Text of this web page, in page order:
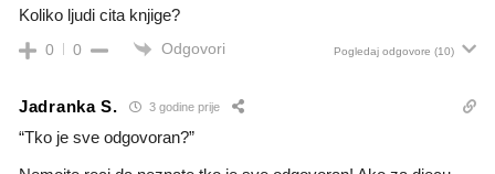
Koliko ljudi cita knjige?
0 0 Odgovori Pogledaj odgovore (10)
Jadranka S. 3 godine prije
“Tko je sve odgovoran?”